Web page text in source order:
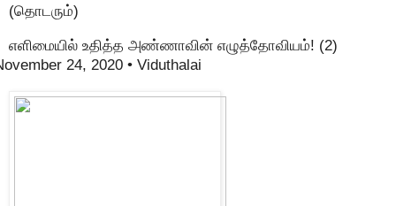
(தொடரும்)
எளிமையில் உதித்த அண்ணாவின் எழுத்தோவியம்! (2)
24, 2020 • Viduthalai